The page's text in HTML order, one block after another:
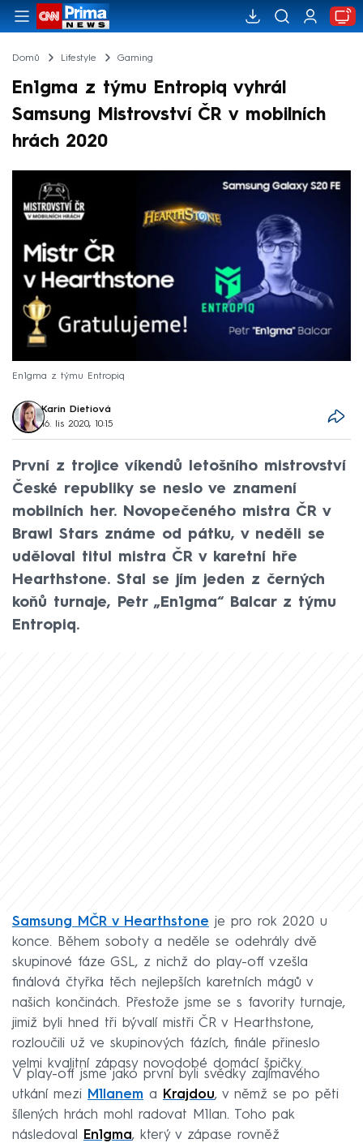
Domů Lifestyle Gaming
En1gma z týmu Entropiq vyhrál
Samsung Mistrovství ČR v mobilních
hrách 2020
En1gma z týmu Entropiq
Karin Dietiová
16. lis 2020, 10:15
První z trojice víkendů letošního mistrovství
České republiky se neslo ve znamení
mobilních her. Novopečeného mistra ČR v
Brawl Stars známe od pátku, v neděli se
uděloval titul mistra ČR v karetní hře
Hearthstone. Stal se jím jeden z černých
koňů turnaje, Petr „En1gma“ Balcar z týmu
Entropiq.
Samsung MČR v Hearthstone je pro rok 2020 u
konce. Během soboty a neděle se odehrály dvě
skupinové fáze GSL, z nichž do play-off vzešla
finálová čtyřka těch nejlepších karetních mágů v
našich končinách. Přestože jsme se s favority turnaje,
jimiž byli hned tři bývalí mistři ČR v Hearthstone,
rozloučili už ve skupinových fázích, finále přineslo
velmi kvalitní zápasy novodobé domácí špičky.
V play-off jsme jako první byli svědky zajímavého
utkání mezi
M1lanem a Krajdou, v němž se po pěti
šílených hrách mohl radovat M1lan. Toho pak
následoval
En1gma, který v zápase rovněž